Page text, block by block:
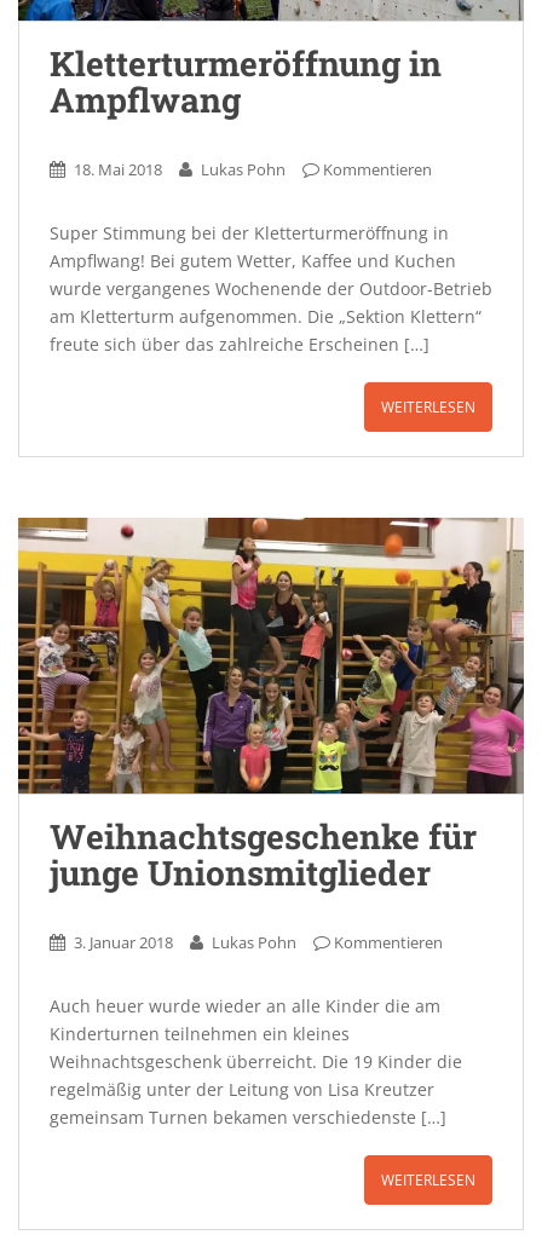
Kletterturmeröffnung in
Ampflwang
18. Mai 2018 Lukas Pohn Kommentieren
Super Stimmung bei der Kletterturmeröffnung in
Ampflwang! Bei gutem Wetter, Kaffee und Kuchen
wurde vergangenes Wochenende der Outdoor-Betrieb
am Kletterturm aufgenommen. Die „Sektion Klettern“
freute sich über das zahlreiche Erscheinen […]
WEITERLESEN
Weihnachtsgeschenke für
junge Unionsmitglieder
3. Januar 2018 Lukas Pohn Kommentieren
Auch heuer wurde wieder an alle Kinder die am
Kinderturnen teilnehmen ein kleines
Weihnachtsgeschenk überreicht. Die 19 Kinder die
regelmäßig unter der Leitung von Lisa Kreutzer
gemeinsam Turnen bekamen verschiedenste […]
WEITERLESEN